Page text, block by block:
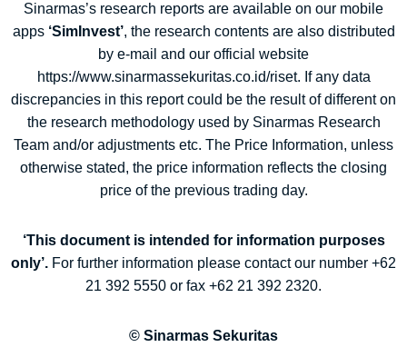
Sinarmas’s research reports are available on our mobile
apps‘SimInvest’, the research contents are also distributed
by e-mail and our official website
https://www.sinarmassekuritas.co.id/riset. If any data
discrepancies in this report could be the result of different on
the research methodology used by Sinarmas Research
Team and/or adjustments etc. The Price Information, unless
otherwise stated, the price information reflects the closing
price of the previous trading day.
‘This document is intended for information purposes
only’. For further information please contact our number +62
21 392 5550 or fax +62 21 392 2320.
© Sinarmas Sekuritas